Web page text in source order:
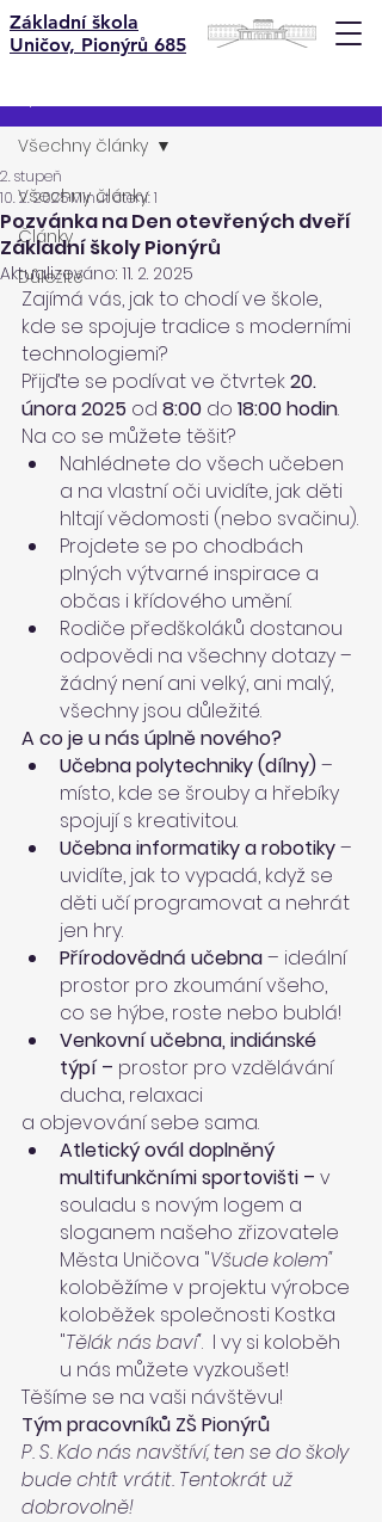
Základní škola
Uničov, Pionýrů 685
Všechny články
Články
Důležité
Všechny články
Pozvánka na Den otevřených dveří
Základní školy Pionýrů
2. stupeň
10. 2. 2025Minut čtení: 1
Aktualizováno: 11. 2. 2025
Zajímá vás, jak to chodí ve škole,
kde se spojuje tradice s moderními
technologiemi?
Přijďte se podívat ve čtvrtek 20.
února 2025 od 8:00 do 18:00 hodin.
Na co se můžete těšit?
Nahlédnete do všech učeben
a na vlastní oči uvidíte, jak děti
hltají vědomosti (nebo svačinu).
Projdete se po chodbách
plných výtvarné inspirace a
občas i křídového umění.
Rodiče předškoláků dostanou
odpovědi na všechny dotazy –
žádný není ani velký, ani malý,
všechny jsou důležité.
A co je u nás úplně nového?
Učebna polytechniky (dílny) –
místo, kde se šrouby a hřebíky
spojují s kreativitou.
Učebna informatiky a robotiky –
uvidíte, jak to vypadá, když se
děti učí programovat a nehrát
jen hry.
Přírodovědná učebna – ideální
prostor pro zkoumání všeho,
co se hýbe, roste nebo bublá!
Venkovní učebna, indiánské
týpí – prostor pro vzdělávání
ducha, relaxaci
a objevování sebe sama.
Atletický ovál doplněný
multifunkčními sportovišti – v
souladu s novým logem a
sloganem našeho zřizovatele
Města Uničova "Všude kolem"
koloběžíme v projektu výrobce
koloběžek společnosti Kostka
"Tělák nás baví".  I vy si koloběh
u nás můžete vyzkoušet!
Těšíme se na vaši návštěvu!
Tým pracovníků ZŠ Pionýrů
P. S. Kdo nás navštíví, ten se do školy
bude chtít vrátit. Tentokrát už
dobrovolně!